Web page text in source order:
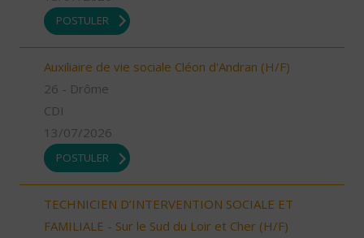
POSTULER
Auxiliaire de vie sociale Cléon d'Andran (H/F)
26 - Drôme
CDI
13/07/2026
POSTULER
TECHNICIEN D’INTERVENTION SOCIALE ET
FAMILIALE - Sur le Sud du Loir et Cher (H/F)